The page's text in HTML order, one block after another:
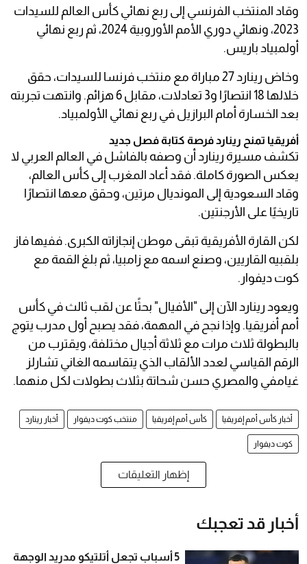
وقاد المنتخب الفرنسي إلى ربع نهائي كأس العالم للسيدات
2023، ونهائي دوري الأمم الأوروبية 2024، ثم ربع نهائي
أولمبياد باريس.
وخاض رينارد 27 مباراة مع منتخب فرنسا للسيدات، حقق
خلالها 18 انتصارًا و3 تعادلات، مقابل 6 هزائم. وانتهت تجربته
بعد الخسارة أمام البرازيل في ربع نهائي الأولمبياد.
أفريقيا تمنح رينارد فرصة كتابة فصل جديد
تكشف مسيرة رينارد أن وصفه بالفاشل في العالم العربي لا
يعكس الصورة كاملة. فقد أعاد المغرب إلى كأس العالم،
وقاد السعودية إلى المونديال مرتين، وحقق معها انتصارًا
تاريخيًا على الأرجنتين.
لكن القارة الأفريقية تبقى موطن إنجازاته الكبرى. ففيها فاز
بلقبيه القاريين، وصنع اسمه مع زامبيا، ثم بلغ القمة مع
كوت ديفوار.
ويعود رينارد الآن إلى "الأفيال" بحثًا عن لقب ثالث في كأس
أمم أفريقيا. وإذا نجح في المهمة، فقد يصبح أول مدرب يتوج
بالبطولة ثلاث مرات مع ثلاثة أجيال مختلفة، ويقترب من
الرقم القياسي لعدد الألقاب الذي يتقاسمه الغاني تشارلز
غيامفي والمصري حسن شحاتة بثلاث بطولات لكل منهما.
أخبار كأس أمم إفريقيا كأس أمم إفريقيا منتخب كوت ديفوار أخبار رينارد
كوت ديفوار
إظهار التعليقات
أخبار قد تعجبك
5 أسباب تجعل أتلتيكو مدريد الوجهة